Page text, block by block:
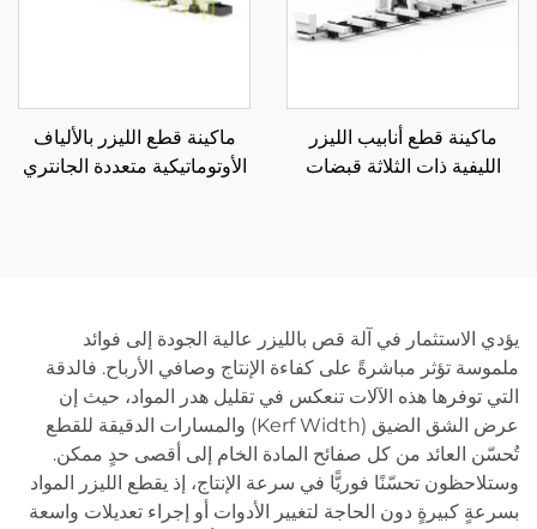
ماكينة قطع أنابيب الليزر
الليفية ذات الثلاثة قبضات
ماكينة قطع الليزر بالألياف
الأوتوماتيكية متعددة الجانتري
يؤدي الاستثمار في آلة قص بالليزر عالية الجودة إلى فوائد
ملموسة تؤثر مباشرةً على كفاءة الإنتاج وصافي الأرباح. فالدقة
التي توفرها هذه الآلات تنعكس في تقليل هدر المواد، حيث إن
عرض الشق الضيق (Kerf Width) والمسارات الدقيقة للقطع
تُحسّن العائد من كل صفائح المادة الخام إلى أقصى حدٍ ممكن.
وستلاحظون تحسّنًا فوريًّا في سرعة الإنتاج، إذ يقطع الليزر المواد
بسرعةٍ كبيرةٍ دون الحاجة لتغيير الأدوات أو إجراء تعديلات واسعة